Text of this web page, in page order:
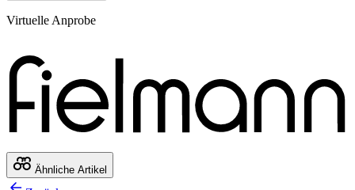
Virtuelle Anprobe
Ähnliche Artikel